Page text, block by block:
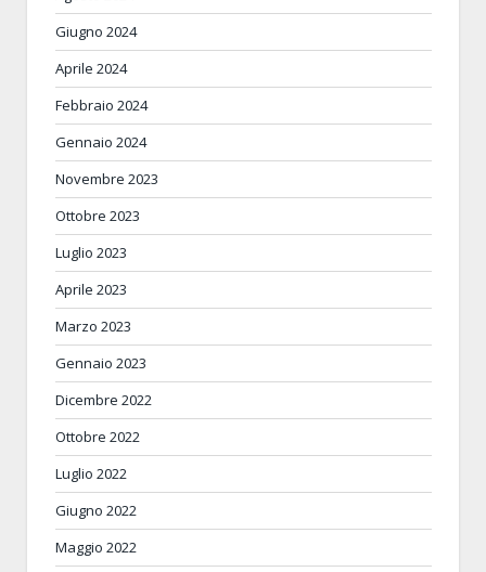
Giugno 2024
Aprile 2024
Febbraio 2024
Gennaio 2024
Novembre 2023
Ottobre 2023
Luglio 2023
Aprile 2023
Marzo 2023
Gennaio 2023
Dicembre 2022
Ottobre 2022
Luglio 2022
Giugno 2022
Maggio 2022